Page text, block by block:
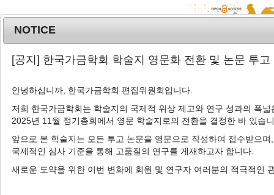
T
o
e
n
a
MENU
Advanced Search List
NOTICE
[공지] 한국가금학회 학술지 영문화 전환 및 논문 투고
안녕하십니까, 한국가금학회 편집위원회입니다.
저희 한국가금학회는 학술지의 국제적 위상 제고와 연구 성과의 폭넓
2025년 11월 정기총회에서 영문 학술지로의 전환을 결정한 바 있습
앞으로 본 학술지는 모든 투고 논문을 영문으로 작성하여 접수받으며,
국제적인 심사 기준을 통해 고품질의 연구를 게재하고자 합니다.
새로운 도약을 위한 이번 변화에 회원 및 연구자 여러분의 적극적인